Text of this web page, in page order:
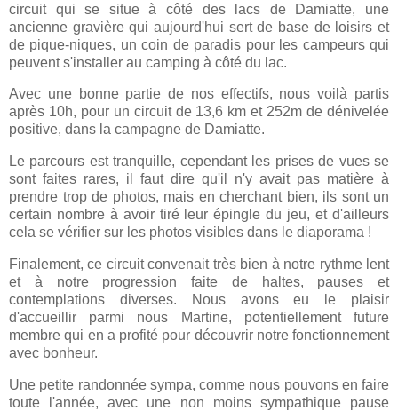
circuit qui se situe à côté des lacs de Damiatte, une
ancienne gravière qui aujourd'hui sert de base de loisirs et
de pique-niques, un coin de paradis pour les campeurs qui
peuvent s'installer au camping à côté du lac.
Avec une bonne partie de nos effectifs, nous voilà partis
après 10h, pour un circuit de 13,6 km et 252m de dénivelée
positive, dans la campagne de Damiatte.
Le parcours est tranquille, cependant les prises de vues se
sont faites rares, il faut dire qu'il n'y avait pas matière à
prendre trop de photos, mais en cherchant bien, ils sont un
certain nombre à avoir tiré leur épingle du jeu, et d'ailleurs
cela se vérifier sur les photos visibles dans le diaporama !
Finalement, ce circuit convenait très bien à notre rythme lent
et à notre progression faite de haltes, pauses et
contemplations diverses. Nous avons eu le plaisir
d'accueillir parmi nous Martine, potentiellement future
membre qui en a profité pour découvrir notre fonctionnement
avec bonheur.
Une petite randonnée sympa, comme nous pouvons en faire
toute l'année, avec une non moins sympathique pause